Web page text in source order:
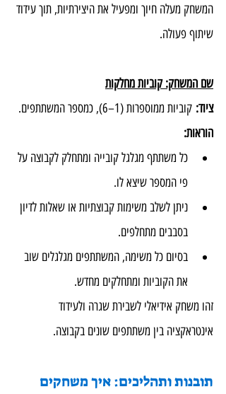
המשחק מעלה חיוך ומפעיל את היצירתיות, תוך עידוד
שיתוף פעולה.
שם המשחק: קוביות מחלקות
ציוד: קוביות ממוספרות (1–6), כמספר המשתתפים.
הוראות:
כל משתתף מגלגל קובייה ומתחלק לקבוצה על
פי המספר שיצא לו.
ניתן לשלב משימות קבוצתיות או שאלות לדיון
בסבבים מתחלפים.
בסיום כל משימה, המשתתפים מגלגלים שוב
את הקוביות ומתחלקים מחדש.
זהו משחק אידיאלי לשבירת שגרה ולעידוד
אינטראקציה בין משתתפים שונים בקבוצה.
תובנות ותהליכים: איך משחקים